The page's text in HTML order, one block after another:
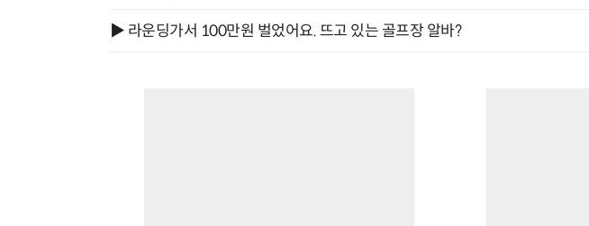
▶ 라운딩가서 100만원 벌었어요. 뜨고 있는 골프장 알바?